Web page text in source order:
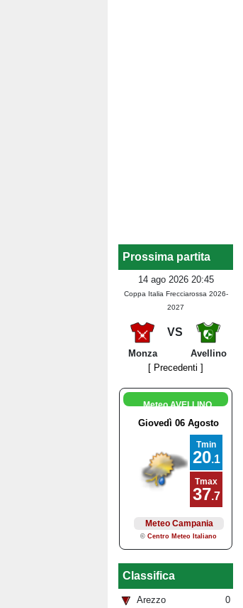
Prossima partita
14 ago 2026 20:45
Coppa Italia Frecciarossa 2026-
2027
VS
Monza
Avellino
[ Precedenti ]
Meteo AVELLINO
Classifica
Arezzo
0